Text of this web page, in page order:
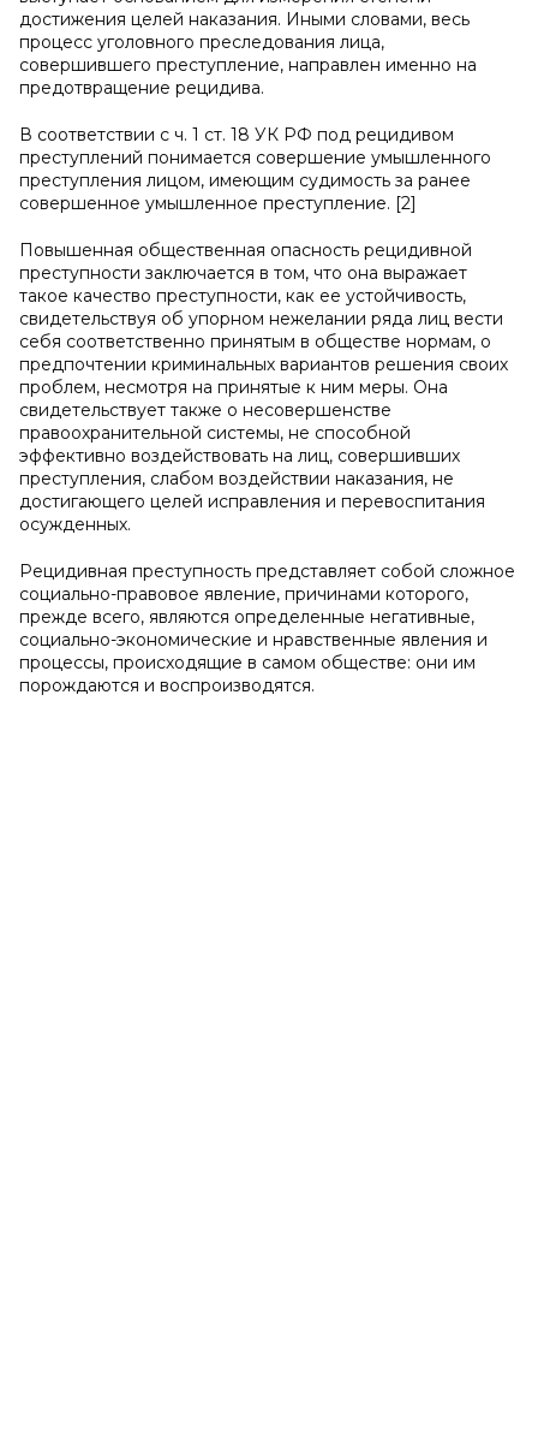
достижения целей наказания. Иными словами, весь
процесс уголовного преследования лица,
совершившего преступление, направлен именно на
предотвращение рецидива.
В соответствии с ч. 1 ст. 18 УК РФ под рецидивом
преступлений понимается совершение умышленного
преступления лицом, имеющим судимость за ранее
совершенное умышленное преступление. [2]
Повышенная общественная опасность рецидивной
преступности заключается в том, что она выражает
такое качество преступности, как ее устойчивость,
свидетельствуя об упорном нежелании ряда лиц вести
себя соответственно принятым в обществе нормам, о
предпочтении криминальных вариантов решения своих
проблем, несмотря на принятые к ним меры. Она
свидетельствует также о несовершенстве
правоохранительной системы, не способной
эффективно воздействовать на лиц, совершивших
преступления, слабом воздействии наказания, не
достигающего целей исправления и перевоспитания
осужденных.
Рецидивная преступность представляет собой сложное
социально-правовое явление, причинами которого,
прежде всего, являются определенные негативные,
социально-экономические и нравственные явления и
процессы, происходящие в самом обществе: они им
порождаются и воспроизводятся.